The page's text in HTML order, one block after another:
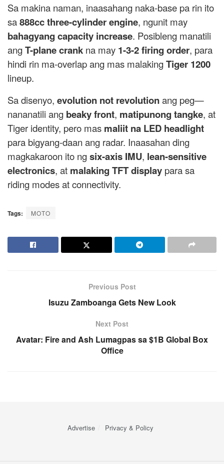
Sa makina naman, inaasahang naka-base pa rin ito
sa888cc three-cylinder engine, ngunit may
bahagyang capacity increase. Posibleng manatili
angT-plane crank na may 1-3-2 firing order, para
hindi rin ma-overlap ang mas malakingTiger 1200
lineup.
Sa disenyo, evolution not revolutionang peg—
nananatili ang beaky front, matipunong tangke, at
Tiger identity, pero mas maliit na LED headlight
para bigyang-daan ang radar. Inaasahan ding
magkakaroon ito ngsix-axis IMU, lean-sensitive
electronics, at malaking TFT display para sa
riding modes at connectivity.
Tags: MOTO
Previous Post
Isuzu Zamboanga Gets New Look
Next Post
Avatar: Fire and Ash Lumagpas sa $1B Global Box
Office
Advertise Privacy & Policy